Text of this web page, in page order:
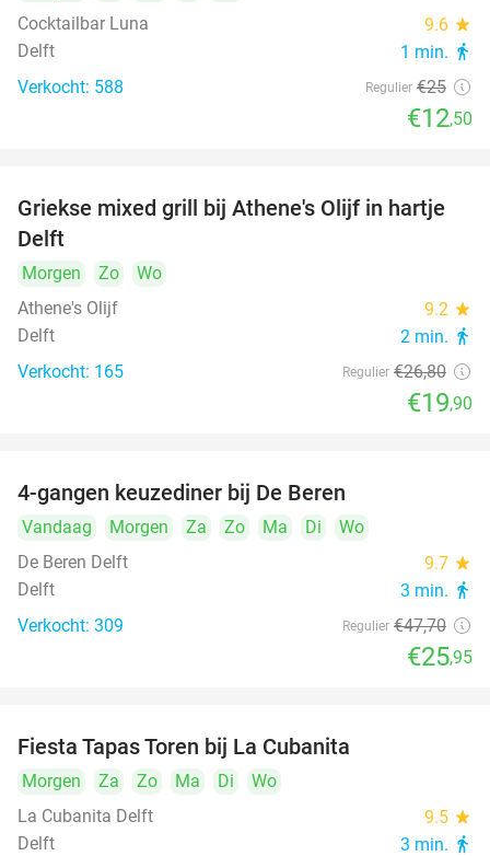
Cocktailbar Luna
9.6 star
Delft 1 min. directions_walk
Verkocht: 588 Regulier €25
€12,50
26%
Griekse mixed grill bij Athene's Olijf in hartje
Delft
Morgen Zo
Wo
Athene's Olijf
9.2 star
Delft 2 min. directions_walk
Verkocht: 165 Regulier €26,80
€19,90
4-gangen keuzediner bij De Beren
Vandaag Morgen Za Zo Ma Di
Wo
De Beren Delft
9.7 star
Delft 3 min. directions_walk
Verkocht: 309 Regulier €47,70
€25,95
Fiesta Tapas Toren bij La Cubanita
Morgen Za Zo Ma Di
Wo
La Cubanita Delft
9.5 star
Delft 3 min. directions_walk